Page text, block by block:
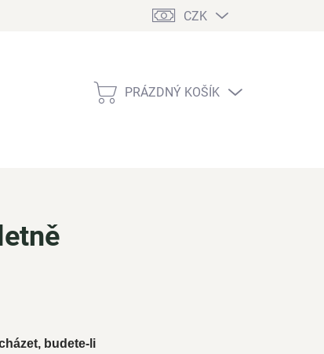
CZK
NÁKUPNÍ
PRÁZDNÝ KOŠÍK
budete-li